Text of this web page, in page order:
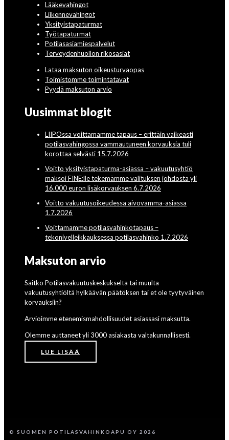
Lääkevahingot
Liikennevahingot
Yksityistapaturmat
Työtapaturmat
Potilasasiamiespalvelut
Terveydenhuollon rikosasiat
Lataa maksuton oikeusturvaopas
Toimistomme toimintatavat
Pyydä maksuton arvio
Uusimmat blogit
LIIPOssa voittamamme tapaus – erittäin vaikeasti
potilasvahingossa vammautuneen korvauksia tuli
korottaa selvästi 15.7.2026
Voitto yksityistapaturma-asiassa – vakuutusyhtiö
maksoi FINE:lle tekemämme valituksen johdosta yli
16.000 euron lisäkorvauksen 6.7.2026
Voitto vakuutusoikeudessa aivovamma-asiassa
1.7.2026
Voittamamme potilasvahinkotapaus –
tekonivelleikkauksessa potilasvahinko 1.7.2026
Maksuton arvio
Saitko Potilasvakuutuskeskukselta tai muulta
vakuutusyhtiöltä hylkäävän päätöksen tai et ole tyytyväinen
korvauksiin?
Arvioimme etenemismahdollisuudet asiassasi maksutta.
Olemme auttaneet yli 3000 asiakasta valtakunnallisesti.
LUE LISÄÄ
© SUOMEN POTILASVAHINKOAPU OY 2026